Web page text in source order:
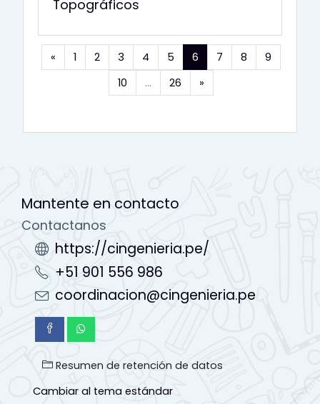
Topográficos
« Anterior
1 2 3 4 5 6 (actual)
7 8
9
10
… 26 »Siguiente
Mantente en contacto
Contactanos
https://cingenieria.pe/
+51 901 556 986
coordinacion@cingenieria.pe
Resumen de retención de datos
Cambiar al tema estándar